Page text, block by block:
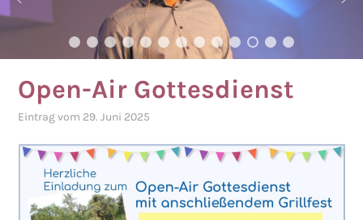
Open-Air Gottesdienst
Eintrag vom 29. Juni 2025